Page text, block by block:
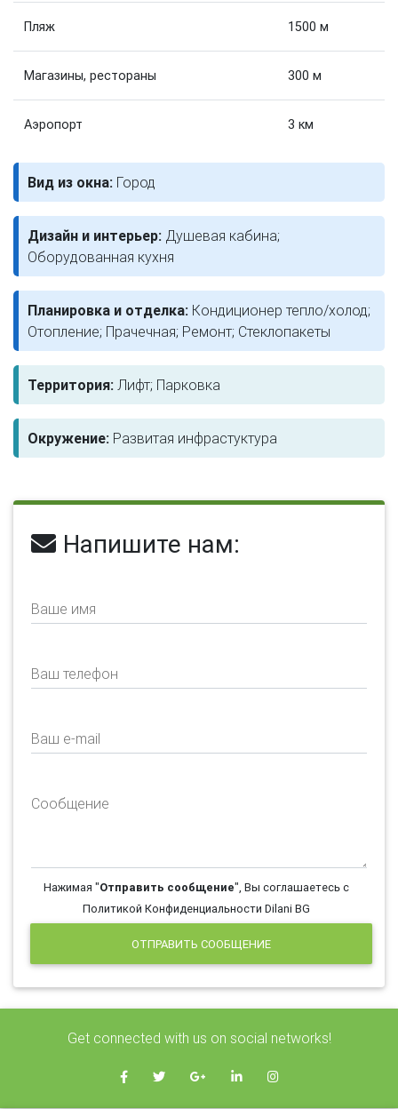
Пляж 1500 м
Магазины, рестораны 300 м
Аэропорт 3 км
Вид из окна: Город
Дизайн и интерьер: Душевая кабина;
Оборудованная кухня
Планировка и отделка: Кондиционер тепло/холод;
Отопление; Прачечная; Ремонт; Стеклопакеты
Территория: Лифт; Парковка
Окружение: Развитая инфрастуктура
Напишите нам:
Ваше имя
Ваш телефон
Ваш e-mail
Сообщение
Нажимая "Отправить сообщение", Вы соглашаетесь с
Политикой Конфиденциальности Dilani BG
ОТПРАВИТЬ СООБЩЕНИЕ
Get connected with us on social networks!